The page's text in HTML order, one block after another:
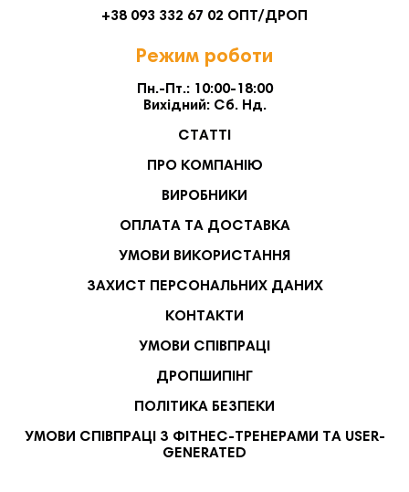
+38 093 332 67 02 ОПТ/ДРОП
Режим роботи
Пн.-Пт.: 10:00-18:00
Вихідний: Сб. Нд.
СТАТТІ
ПРО КОМПАНІЮ
ВИРОБНИКИ
ОПЛАТА ТА ДОСТАВКА
УМОВИ ВИКОРИСТАННЯ
ЗАХИСТ ПЕРСОНАЛЬНИХ ДАНИХ
КОНТАКТИ
УМОВИ СПІВПРАЦІ
ДРОПШИПІНГ
ПОЛІТИКА БЕЗПЕКИ
УМОВИ СПІВПРАЦІ З ФІТНЕС-ТРЕНЕРАМИ ТА USER-
GENERATED